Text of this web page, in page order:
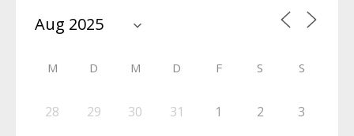
M D M D F S S
28 29 30 31 1 2 3